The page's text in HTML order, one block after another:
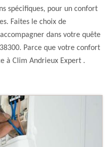
spécifiques, pour un confort
Faites le choix de
dans votre quête
Parce que votre confort
à Clim Andrieux Expert .